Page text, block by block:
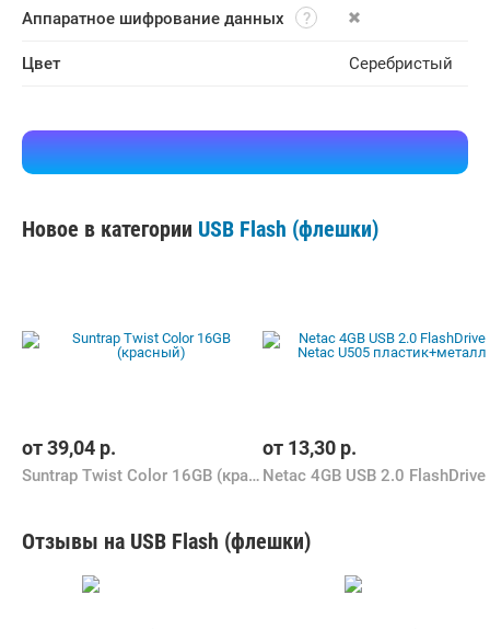
Аппаратное шифрование данных
Цвет Серебристый
Новое в категории USB Flash (флешки)
от39,04 р.
Suntrap Twist Color 16GB (красный)
от 13,30 р.
Отзывы на USB Flash (флешки)